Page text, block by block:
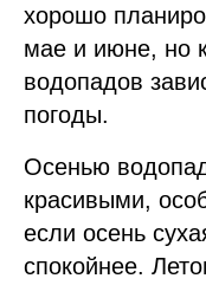
хорошо
мае и июне, но
водопадов
погоды.
Осенью
красивыми,
если осень
спокойнее.